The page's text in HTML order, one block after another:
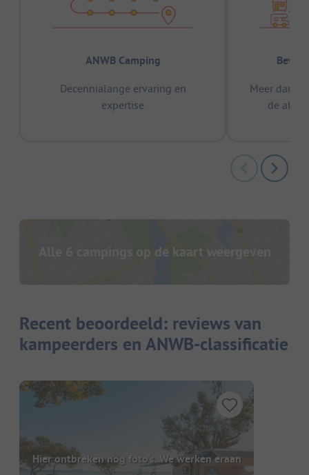
ANWB Camping
Decennialange ervaring en
expertise
Meer dan
de
Alle 6 campings op de kaart weergeven
Recent beoordeeld: reviews van
kampeerders en ANWB-classificatie
Hier ontbreken nog foto's. We werken eraan